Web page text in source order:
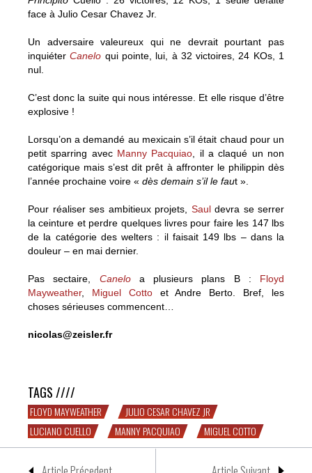
face à Julio Cesar Chavez Jr.
Un adversaire valeureux qui ne devrait pourtant pas
inquiéterCanelo qui pointe, lui, à 32 victoires, 24 KOs, 1
nul.
C’est donc la suite qui nous intéresse. Et elle risque d’être
explosive !
Lorsqu’on a demandé au mexicain s’il était chaud pour un
petit sparring avec Manny Pacquiao , il a claqué un non
catégorique mais s’est dit prêt à affronter le philippin dès
l’année prochaine voire « dès demain s’il le faut ».
Pour réaliser ses ambitieux projets, Sauldevra se serrer
la ceinture et perdre quelques livres pour faire les 147 lbs
de la catégorie des welters : il faisait 149 lbs – dans la
douleur – en mai dernier.
Pas sectaire, Caneloa plusieurs plans B : Floyd
Mayweather, Miguel Cottoet Andre Berto. Bref, les
choses sérieuses commencent…
nicolas@zeisler.fr
TAGS ////
FLOYD MAYWEATHER
JULIO CESAR CHAVEZ JR
LUCIANO CUELLO
MANNY PACQUIAO MIGUEL COTTO